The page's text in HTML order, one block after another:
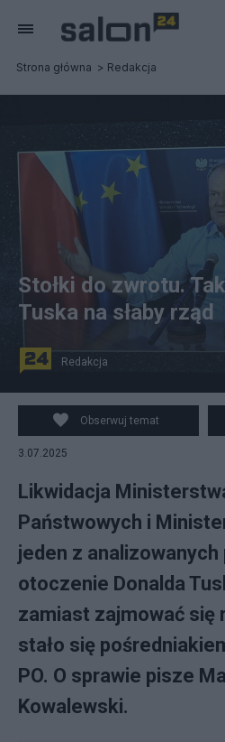
Strona główna Redakcja
Stołki do zwrotu.
Tuska na słaby rząd
Redakcja
Obserwuj temat
3.07.2025
Likwidacja
Państwowych i
jeden z analizowanych
otoczenie Donalda
zamiast zajmować się
stało się
PO. O sprawie pisze
Kowalewski.